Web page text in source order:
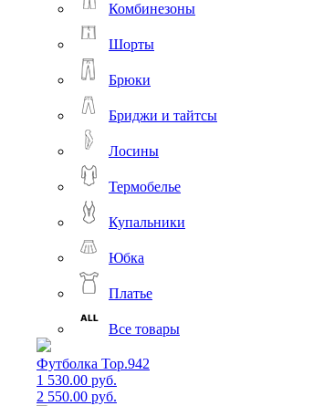
Комбинезоны
Шорты
Брюки
Бриджи и тайтсы
Лосины
Термобелье
Купальники
Юбка
Платье
Все товары
Футболка Top.942
1 530.00 руб.
2 550.00 руб.